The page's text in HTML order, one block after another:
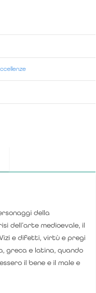
della
dell’arte medioevale, il
e difetti, virtù e pregi
greca e latina, quando
il bene e il male e